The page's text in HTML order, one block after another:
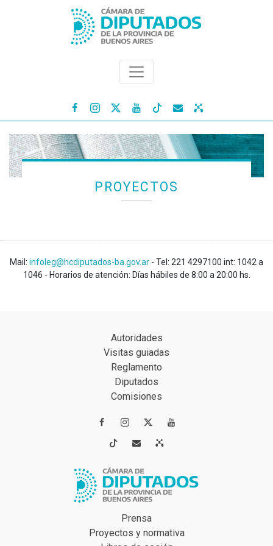
   
PROYECTOS
Mail: infoleg@hcdiputados-ba.gov.ar - Tel: 221 4297100 int: 1042 a
1046 - Horarios de atención: Días hábiles de 8:00 a 20:00 hs.
Autoridades
Visitas guiadas
Reglamento
Diputados
Comisiones
 
 
Prensa
Proyectos y normativa